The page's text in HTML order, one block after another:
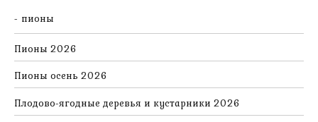
пионы
Пионы 2026
Пионы осень 2026
Плодово-ягодные деревья и кустарники 2026